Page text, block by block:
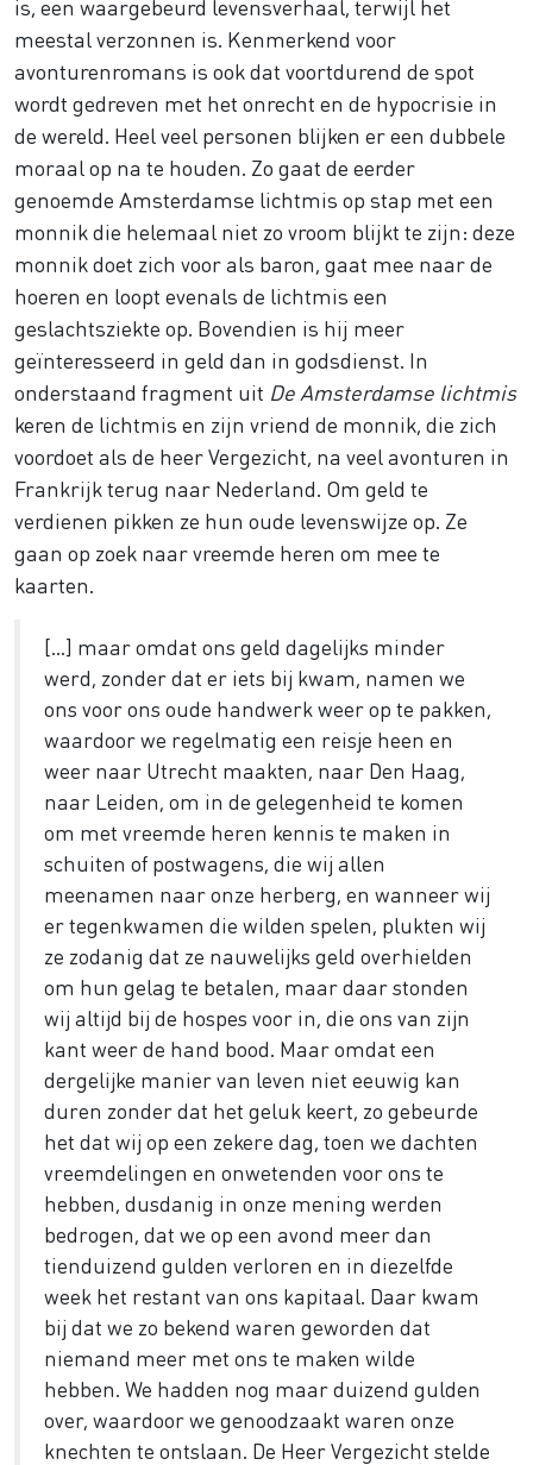
is, een waargebeurd levensverhaal, terwijl het
meestal verzonnen is. Kenmerkend voor
avonturenromans is ook dat voortdurend de spot
wordt gedreven met het onrecht en de hypocrisie in
de wereld. Heel veel personen blijken er een dubbele
moraal op na te houden. Zo gaat de eerder
genoemde Amsterdamse lichtmis op stap met een
monnik die helemaal niet zo vroom blijkt te zijn: deze
monnik doet zich voor als baron, gaat mee naar de
hoeren en loopt evenals de lichtmis een
geslachtsziekte op. Bovendien is hij meer
geïnteresseerd in geld dan in godsdienst. In
onderstaand fragment uit De Amsterdamse lichtmis
keren de lichtmis en zijn vriend de monnik, die zich
voordoet als de heer Vergezicht, na veel avonturen in
Frankrijk terug naar Nederland. Om geld te
verdienen pikken ze hun oude levenswijze op. Ze
gaan op zoek naar vreemde heren om mee te
kaarten.
[…] maar omdat ons geld dagelijks minder
werd, zonder dat er iets bij kwam, namen we
ons voor ons oude handwerk weer op te pakken,
waardoor we regelmatig een reisje heen en
weer naar Utrecht maakten, naar Den Haag,
naar Leiden, om in de gelegenheid te komen
om met vreemde heren kennis te maken in
schuiten of postwagens, die wij allen
meenamen naar onze herberg, en wanneer wij
er tegenkwamen die wilden spelen, plukten wij
ze zodanig dat ze nauwelijks geld overhielden
om hun gelag te betalen, maar daar stonden
wij altijd bij de hospes voor in, die ons van zijn
kant weer de hand bood. Maar omdat een
dergelijke manier van leven niet eeuwig kan
duren zonder dat het geluk keert, zo gebeurde
het dat wij op een zekere dag, toen we dachten
vreemdelingen en onwetenden voor ons te
hebben, dusdanig in onze mening werden
bedrogen, dat we op een avond meer dan
tienduizend gulden verloren en in diezelfde
week het restant van ons kapitaal. Daar kwam
bij dat we zo bekend waren geworden dat
niemand meer met ons te maken wilde
hebben. We hadden nog maar duizend gulden
over, waardoor we genoodzaakt waren onze
knechten te ontslaan. De Heer Vergezicht stelde